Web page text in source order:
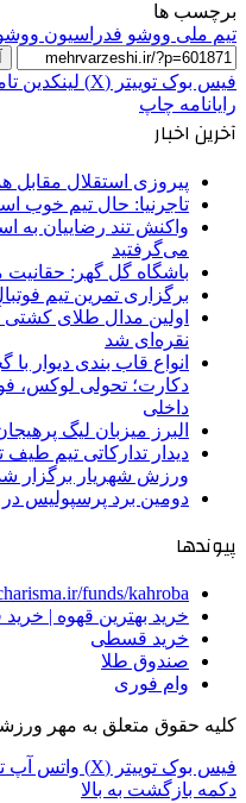
برچسب ها
تیم ملی ووشو فدراسیون
فیس بوک توییتر (X) لینکدین
رایانامه چاپ
آخرین اخبار
پیروزی استقلال مقابل
تاجرنیا: حال تیم خوب
واکنش تند رضاییان به
می‌گرفتید
باشگاه گل گهر: حقانیت
برگزاری تمرین تیم
اولین مدال طلای
نقره‌ای شد
انواع قاب بندی دیوار
دکارت؛ تحولی لوکس،
داخلی
البرز میزبان لیگ
دیدار تدارکاتی تیم
ورزش شهریار برگزار
دومین برد پرسپولیس در
پیوندها
funds/kahroba
خرید بهترین قهوه |
خرید قسطی
صندوق طلا
وام فوری
کلیه حقوق متعلق به مهر
فیس بوک توییتر (X) واتس آپ
دکمه بازگشت به بالا